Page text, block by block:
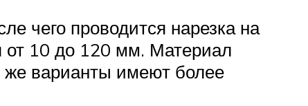
чего проводится нарезка на
от 10 до 120 мм. Материал
же варианты имеют более